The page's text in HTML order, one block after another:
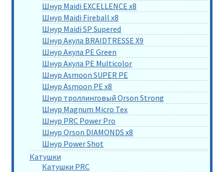
Шнур Maidi EXCELLENCE x8
Шнур Maidi Fireball x8
Шнур Maidi SP Supered
Шнур Акула BRAIDTRESSE X9
Шнур Акула PE Green
Шнур Акула PE Multicolor
Шнур Asmoon SUPER PE
Шнур Asmoon PE x8
Шнур троллинговый Orson Strong
Шнур Magnum Micro Tex
Шнур PRC Power Pro
Шнур Orson DIAMONDS x8
Шнур Power Shot
Катушки
Катушки PRC